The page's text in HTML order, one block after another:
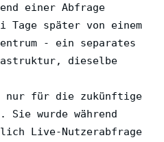
einer Abfrage
später von einem
- ein separates
dieselbe
nur für die zukünftige
wurde während
Live-Nutzerabfrage